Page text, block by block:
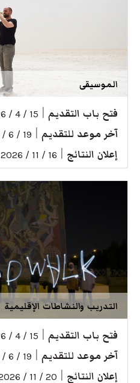
الموسيقى
فتح باب التقديم 15 / 4 / 2026
آخر موعد للتقديم 19 / 6 / 2026
إعلان النتائج 16 / 11 / 2026
التدريب والنشاطات الإقليمية
فتح باب التقديم 15 / 4 / 2026
آخر موعد للتقديم 19 / 6 / 2026
إعلان النتائج 20 / 11 / 2026